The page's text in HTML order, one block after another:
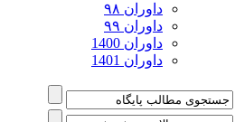
داوران ۹۸
داوران ۹۹
داوران 1400
داوران 1401